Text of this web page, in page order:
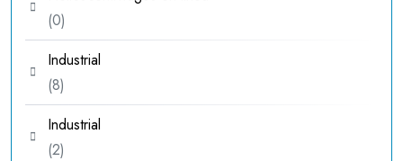
00
productos
Industrial
88
productos
Industrial
22